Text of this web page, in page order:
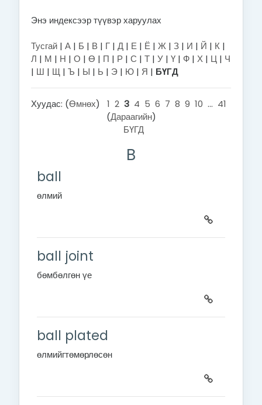
Энэ индексээр түүвэр харуулах
Тусгай | А | Б | В | Г | Д | Е | Ё | Ж | З | И | Й | К |
Л | М | Н | О | Ө | П | Р | С | Т | У | Ү | Ф | Х | Ц | Ч
| Ш | Щ | Ъ | Ы | Ь | Э | Ю | Я | БҮГД
Хуудас: (Өмнөх) 1 2 3 4 5 6 7 8 9 10 ... 41
(Дараагийн)
БҮГД
B
ball
өлмий
ball joint
бөмбөлгөн үе
ball plated
өлмийгтөмөрлөсөн